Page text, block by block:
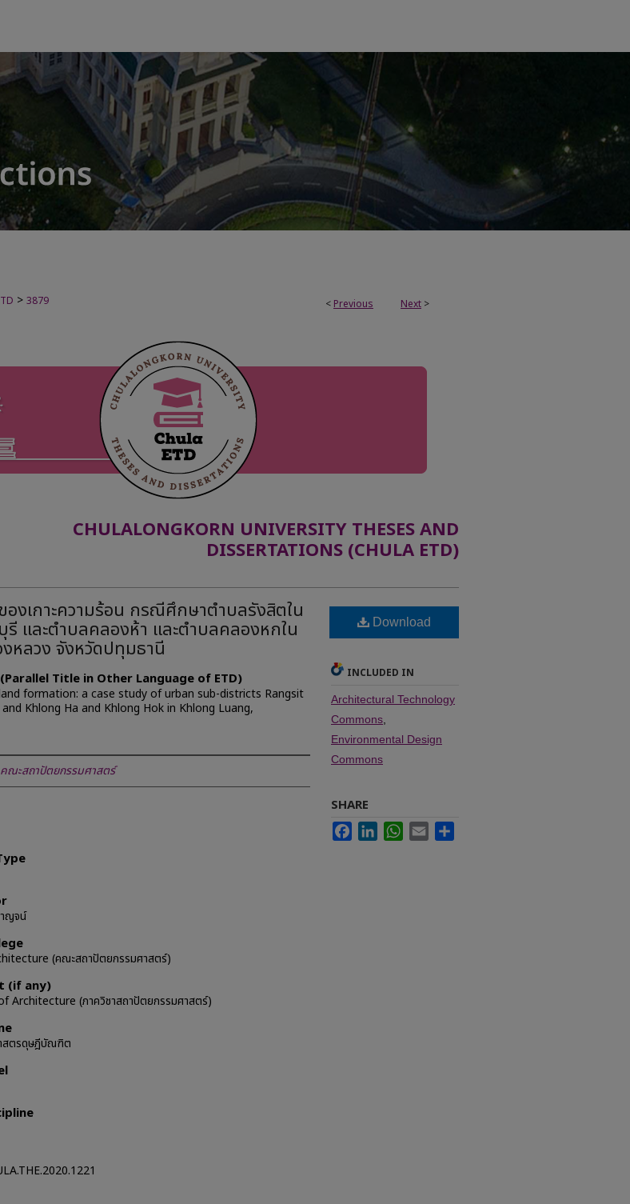
< Previous Next >
> 3879
CHULALONGKORN UNIVERSITY THESES AND
DISSERTATIONS (CHULA ETD)
องเกาะความร้อน กรณีศึกษาตำบลรังสิตใน
รี และตำบลคลองห้า และตำบลคลองหกใน
งหลวง จังหวัดปทุมธานี
Title in Other Language of ETD)
formation: a case study of urban sub-districts Rangsit
Khlong Ha and Khlong Hok in Khlong Luang,
คณะสถาปัตยกรรมศาสตร์
ญจน์
(คณะสถาปัตยกรรมศาสตร์)
(if any)
Architecture (ภาควิชาสถาปัตยกรรมศาสตร์)
สตรดุษฎีบัณฑิต
Download
INCLUDED IN
Architectural Technology
Commons
Environmental Design
Commons
SHARE
FacebookLinkedInWhatsApp
Email